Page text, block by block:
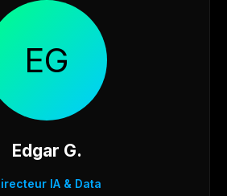
EG
Edgar G.
IA & Data